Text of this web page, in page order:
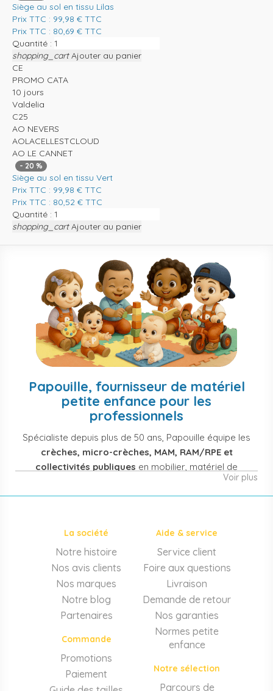
Siège au sol en tissu Lilas
Prix TTC : 99,98 € TTC
Prix TTC : 80,69 € TTC
Quantité :
shopping_cart Ajouter au panier
CE
PROMO CATA
10 jours
Valdelia
C25
AO NEVERS
AOLACELLESTCLOUD
AO LE CANNET
- 20 %
Siège au sol en tissu Vert
Prix TTC : 99,98 € TTC
Prix TTC : 80,52 € TTC
Quantité :
shopping_cart Ajouter au panier
Papouille, fournisseur de matériel
petite enfance pour les
professionnels
Spécialiste depuis plus de 50 ans, Papouille équipe les
crèches, micro-crèches, MAM, RAM/RPE et
collectivités publiques en mobilier, matériel de
puériculture, jouets et équipement pour structures
d'accueil de la petite enfance. Notre offre couvre
cabinets infirmiers).
Mobilier et équipement de crèche
Lits crèche en bois, couchettes empilables, meubles à
langer sur mesure en résine antibactérienne, tables et
chaises adaptées aux 0-6 ans, banc-vestiaire, barrières de
séparation. Tout le matériel pour aménager une structure
conforme aux normes PMI.
Matériel de puériculture professionnel
Poussettes 3 et 4 places, transats, chaises hautes, sièges
auto, biberons et stérilisateurs, peèse-bébé, écoute-bébé,
Voir plus
La société
Notre histoire
Nos avis clients
Nos marques
Notre blog
Partenaires
Commande
Promotions
Paiement
Aide & service
Service client
Foire aux questions
Livraison
Demande de retour
Nos garanties
Normes petite
enfance
Notre sélection
Parcours de